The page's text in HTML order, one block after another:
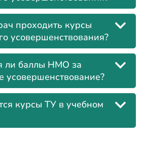
проходить курсы
усовершенствования?
ли баллы НМО за
усовершенствование?
курсы ТУ в учебном